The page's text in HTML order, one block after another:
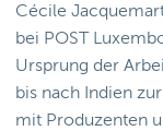
Cécile
bei POST
Ursprung der
bis nach Indien
mit Produzenten